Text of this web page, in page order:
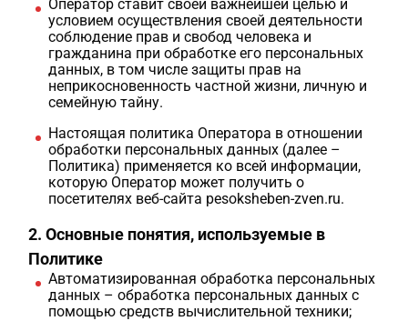
Оператор ставит своей важнейшей целью и
условием осуществления своей деятельности
соблюдение прав и свобод человека и
гражданина при обработке его персональных
данных, в том числе защиты прав на
неприкосновенность частной жизни, личную и
семейную тайну.
Настоящая политика Оператора в отношении
обработки персональных данных (далее –
Политика) применяется ко всей информации,
которую Оператор может получить о
посетителях веб-сайта pesoksheben-zven.ru.
2. Основные понятия, используемые в
Политике
Автоматизированная обработка персональных
данных – обработка персональных данных с
помощью средств вычислительной техники;